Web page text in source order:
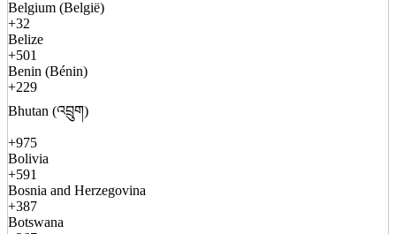
Belgium (België)
+32
Belize
+501
Benin (Bénin)
+229
Bhutan (འབྲུག)
+975
Bolivia
+591
Bosnia and Herzegovina
+387
Botswana